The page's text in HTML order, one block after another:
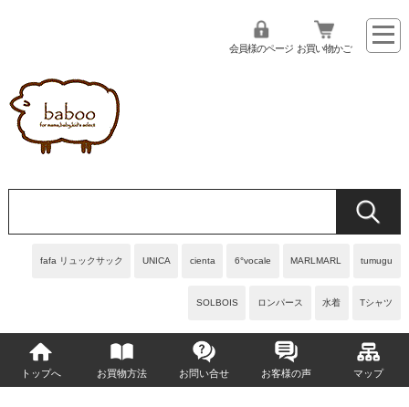
fafa リュックサック UNICA cienta 6°vocale MARLMARL tumugu
SOLBOIS ロンパース 水着 Tシャツ
会員様のページ お買い物かご
トップへ お買物方法 お問い合せ お客様の声 マップ